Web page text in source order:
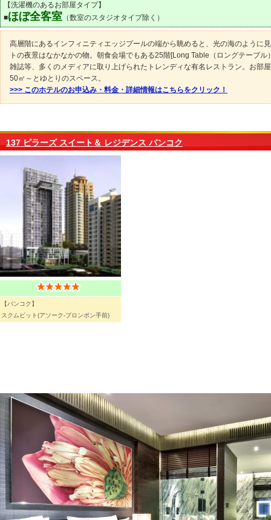
【洗濯機のあるお部屋タイプ】
■ほぼ全客室 （数室のスタジオタイプ除く）
高層階にあるインフィニティエッジプールの端から眺めると、光の海のように
トの夜景はなかなかの物。朝食会場でもある25階[Long Table（ロングテーブル
雑誌等、多くのメディアに取り上げられたトレンディな有名レストラン。お部
50㎡～とゆとりのスペース。
>>> このホテルのお申込み・料金・詳細情報はこちらをクリック！
137 ピラーズ スイート＆ レジデンス バンコク
【バンコク】
スクムビット(アソーク-プロンポン手前)